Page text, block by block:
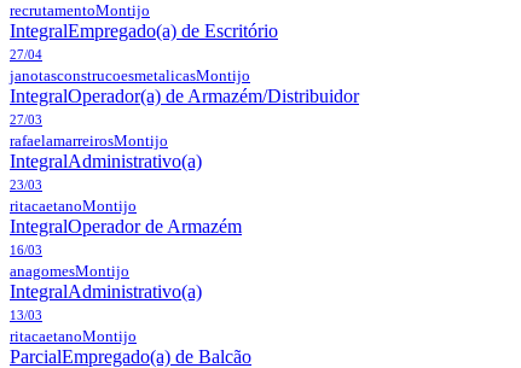
recrutamentoMontijo
IntegralEmpregado(a) de Escritório
27/04
janotasconstrucoesmetalicasMontijo
IntegralOperador(a) de Armazém/Distribuidor
27/03
rafaelamarreirosMontijo
IntegralAdministrativo(a)
23/03
ritacaetanoMontijo
IntegralOperador de Armazém
16/03
anagomesMontijo
IntegralAdministrativo(a)
13/03
ritacaetanoMontijo
ParcialEmpregado(a) de Balcão